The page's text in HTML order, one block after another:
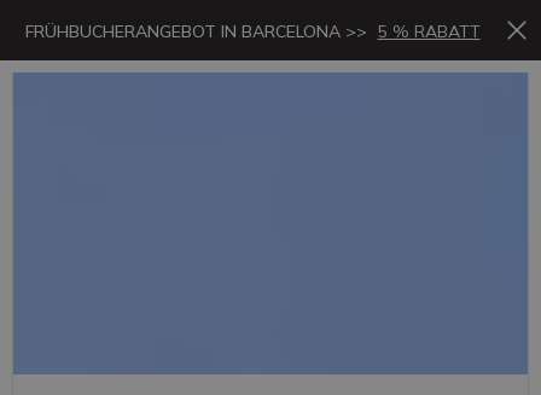
FRÜHBUCHERANGEBOT IN BARCELONA >> 5 % RABATT